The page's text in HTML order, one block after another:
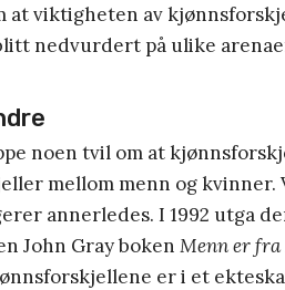
at viktigheten av
nedvurdert på ulike
noen tvil om at
mellom menn og
annerledes. I 1992 utga
John Gray boken Menn er fra
er i et